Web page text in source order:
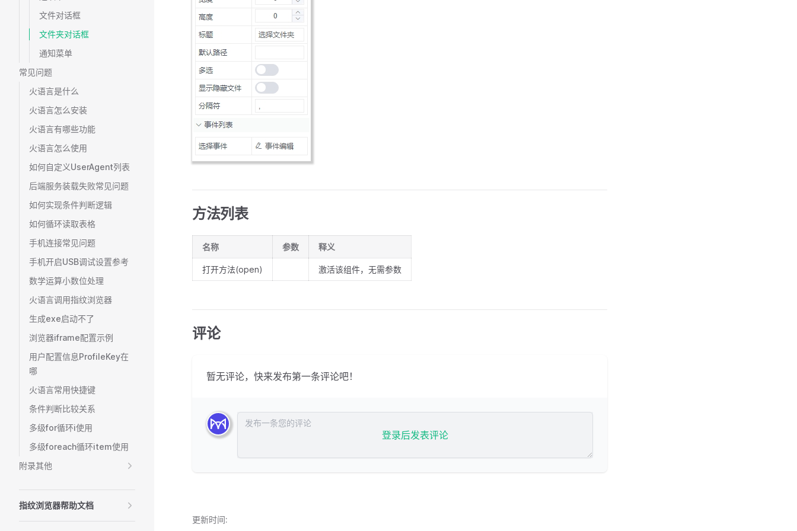
文件对话框
文件夹对话框
通知菜单
常见问题
火语言是什么
火语言怎么安装
火语言有哪些功能
火语言怎么使用
如何自定义UserAgent列表
后端服务装载失败常见问题
如何实现条件判断逻辑
如何循环读取表格
手机连接常见问题
手机开启USB调试设置参考
数学运算小数位处理
火语言调用指纹浏览器
生成exe启动不了
浏览器iframe配置示例
用户配置信息ProfileKey在
哪
火语言常用快捷键
条件判断比较关系
多级for循环i使用
多级foreach循环item使用
附录其他
指纹浏览器帮助文档
方法列表
名称 参数 释义
打开方法(open) 激活该组件，无需参数
评论
暂无评论，快来发布第一条评论吧！
发布评论
登录后发表评论
更新时间: